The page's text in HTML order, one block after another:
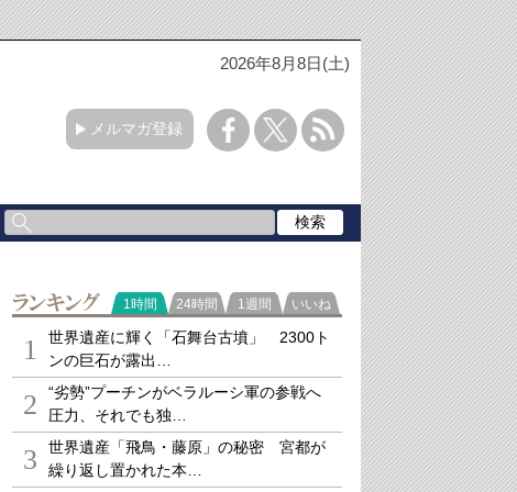
2026年8月8日(土)
メルマガ登録
ランキング
1時間 24時間 1週間 いいね
1
世界遺産に輝く「石舞台古墳」 2300ト
ンの巨石が露出…
2
“劣勢”プーチンがベラルーシ軍の参戦へ
圧力、それでも独…
3
世界遺産「飛鳥・藤原」の秘密 宮都が
繰り返し置かれた本…